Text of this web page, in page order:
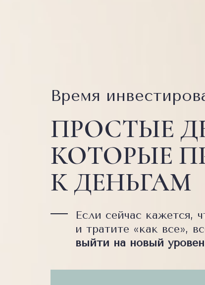
Время
ПРОСТЫЕ
КОТОРЫЕ
К ДЕНЬГАМ
Если сейчас кажется,
и тратите «как все»,
выйти на новый